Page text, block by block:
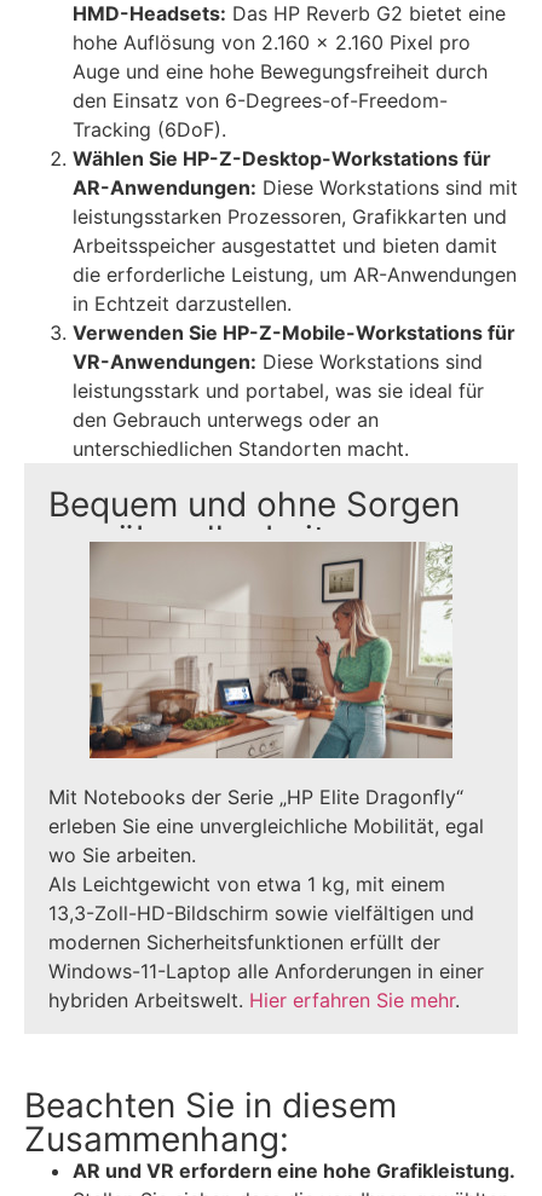
HMD-Headsets: Das HP Reverb G2 bietet eine
hohe Auflösung von 2.160 x 2.160 Pixel pro
Auge und eine hohe Bewegungsfreiheit durch
den Einsatz von 6-Degrees-of-Freedom-
Tracking (6DoF).
Wählen Sie HP-Z-Desktop-Workstations für
AR-Anwendungen: Diese Workstations sind mit
leistungsstarken Prozessoren, Grafikkarten und
Arbeitsspeicher ausgestattet und bieten damit
die erforderliche Leistung, um AR-Anwendungen
in Echtzeit darzustellen.
Verwenden Sie HP-Z-Mobile-Workstations für
VR-Anwendungen: Diese Workstations sind
leistungsstark und portabel, was sie ideal für
den Gebrauch unterwegs oder an
unterschiedlichen Standorten macht.
Bequem und ohne Sorgen
von überall arbeiten
Mit Notebooks der Serie „HP Elite Dragonfly“
erleben Sie eine unvergleichliche Mobilität, egal
wo Sie arbeiten.
Als Leichtgewicht von etwa 1 kg, mit einem
13,3-Zoll-HD-Bildschirm sowie vielfältigen und
modernen Sicherheitsfunktionen erfüllt der
Windows-11-Laptop alle Anforderungen in einer
hybriden Arbeitswelt. Hier erfahren Sie mehr.
Beachten Sie in diesem
Zusammenhang:
AR und VR erfordern eine hohe Grafikleistung.